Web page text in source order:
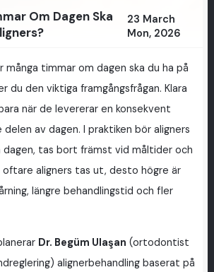
Om Dagen Ska
23 March
Mon, 2026
många timmar om dagen ska du ha på
du den viktiga framgångsfrågan. Klara
när de levererar en konsekvent
av dagen. I praktiken bör aligners
dagen, tas bort främst vid måltider och
oftare aligners tas ut, desto högre är
längre behandlingstid och fler
Dr. Begüm Ulaşan (ortodontist
alignerbehandling baserat på